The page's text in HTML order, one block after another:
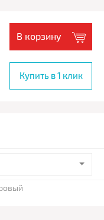
В корзину
Купить в 1 клик